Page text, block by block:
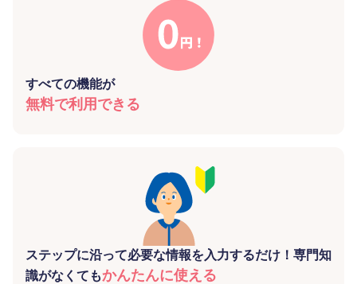
すべての機能が
無料で利用できる
ステップに沿って必要な情報を入力するだけ！専門知
識がなくてもかんたんに使える